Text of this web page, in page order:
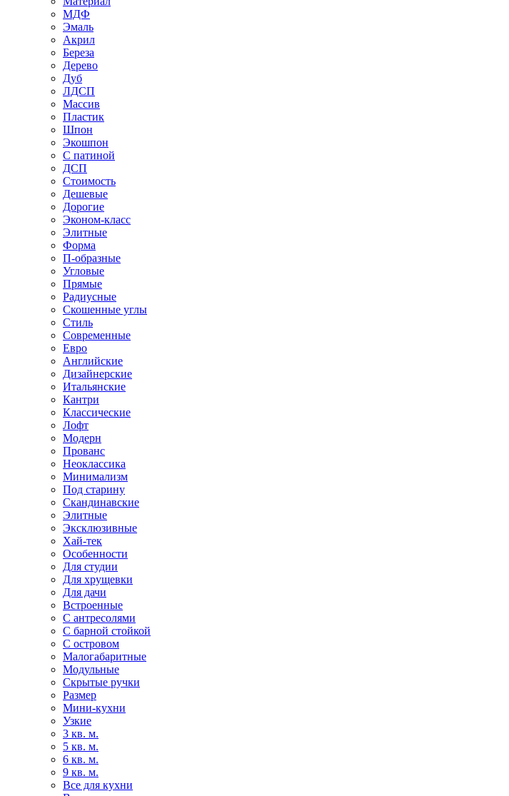
МДФ
Эмаль
Акрил
Береза
Дерево
Дуб
ЛДСП
Массив
Пластик
Шпон
Экошпон
С патиной
ДСП
Стоимость
Дешевые
Дорогие
Эконом-класс
Элитные
Форма
П-образные
Угловые
Прямые
Радиусные
Скошенные углы
Стиль
Современные
Евро
Английские
Дизайнерские
Итальянские
Кантри
Классические
Лофт
Модерн
Прованс
Неоклассика
Минимализм
Под старину
Скандинавские
Элитные
Эксклюзивные
Хай-тек
Особенности
Для студии
Для хрущевки
Для дачи
Встроенные
С антресолями
С барной стойкой
С островом
Малогабаритные
Модульные
Скрытые ручки
Размер
Мини-кухни
Узкие
3 кв. м.
5 кв. м.
6 кв. м.
9 кв. м.
Все для кухни